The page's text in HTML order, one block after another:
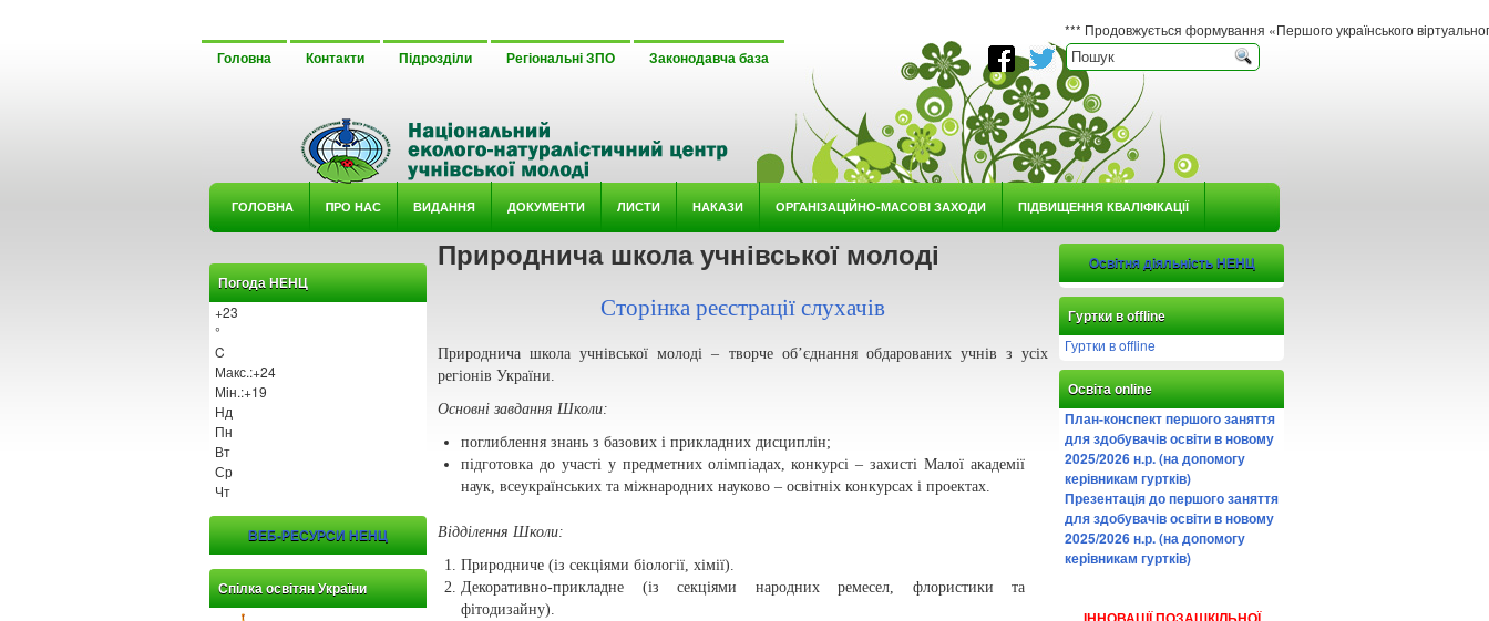
*** Продовжується формування «Першого українського віртуального
Головна Контакти Підрозділи Регіональні ЗПО Законодавча база
ГОЛОВНА ΠРО НАС ВИДАННЯ ДОКУМЕНТИ ЛИСТИ НАКАЗИ ОРГАНІЗАЦІЙНО-МАСОВІ ЗАХОДИ ПІДВИЩЕННЯ КВАЛІФІКАЦІЇ
Погода НЕНЦ
+23
°
C
Макс.:+24
Мін.:+19
Нд
Пн
Вт
Ср
Чт
ВЕБ-РЕСУРСИ НЕНЦ
Спілка освітян України
Природнича школа учнівської молоді
Сторінка реєстрації слухачів
Природнича школа учнівської молоді – творче об’єднання обдарованих учнів з усіх
регіонів України.
Основні завдання Школи:
поглиблення знань з базових і прикладних дисциплін;
підготовка до участі у предметних олімпіадах, конкурсі – захисті Малої академії
наук, всеукраїнських та міжнародних науково – освітніх конкурсах і проектах.
Відділення Школи:
Природниче (із секціями біології, хімії).
Декоративно-прикладне (із секціями народних ремесел, флористики та
фітодизайну).
Освітня діяльність НЕНЦ
Гуртки в offline
Гуртки в offline
Освіта online
План-конспект першого заняття
для здобувачів освіти в новому
2025/2026 н.р. (на допомогу
керівникам гуртків)
Презентація до першого заняття
для здобувачів освіти в новому
2025/2026 н.р. (на допомогу
керівникам гуртків)